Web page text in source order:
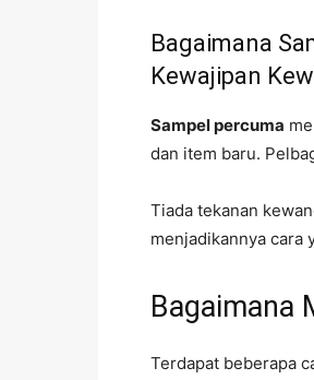
Bagaimana
Kewajipan
Sampel percuma
dan item baru.
Tiada tekanan
menjadikannya cara
Bagaimana
Terdapat beberapa